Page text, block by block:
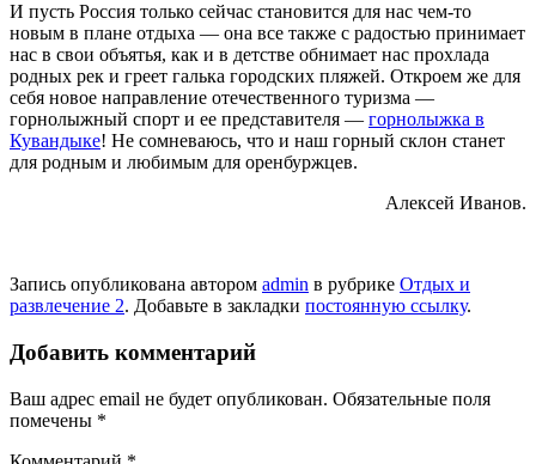
И пусть Россия только сейчас становится для нас чем-то
новым в плане отдыха — она все также с радостью принимает
нас в свои объятья, как и в детстве обнимает нас прохлада
родных рек и греет галька городских пляжей. Откроем же для
себя новое направление отечественного туризма —
горнолыжный спорт и ее представителя — горнолыжка в
Кувандыке! Не сомневаюсь, что и наш горный склон станет
для родным и любимым для оренбуржцев.
Алексей Иванов.
Запись опубликована автором admin в рубрике Отдых и
развлечение 2. Добавьте в закладки постоянную ссылку.
Добавить комментарий
Ваш адрес email не будет опубликован. Обязательные поля
помечены *